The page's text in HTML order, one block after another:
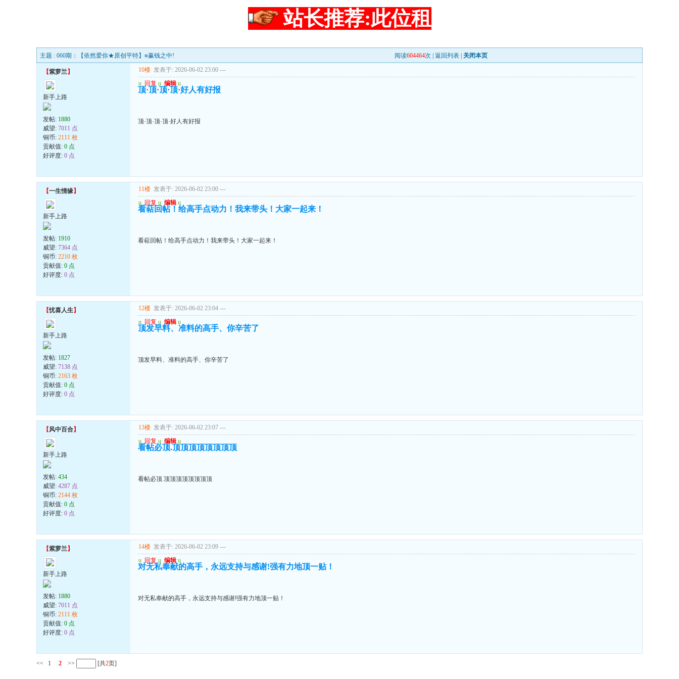
站长推荐:此位租
主题 : 060期：【依然爱你★原创平特】≡赢钱之中! 阅读604464次 | 返回列表 关闭本页
【紫萝兰】
新手上路
发帖: 1880
威望: 7011 点
铜币: 2111 枚
贡献值: 0 点
好评度: 0 点
10楼 发表于: 2026-06-02 23:00 ---
u 回复 u 编辑 u
顶·顶·顶·顶·好人有好报
顶·顶·顶·顶·好人有好报
【一生情缘】
新手上路
发帖: 1910
威望: 7364 点
铜币: 2210 枚
贡献值: 0 点
好评度: 0 点
11楼 发表于: 2026-06-02 23:00 ---
u 回复 u 编辑 u
看萜回帖！给高手点动力！我来带头！大家一起来！
看萜回帖！给高手点动力！我来带头！大家一起来！
【忧喜人生】
新手上路
发帖: 1827
威望: 7138 点
铜币: 2163 枚
贡献值: 0 点
好评度: 0 点
12楼 发表于: 2026-06-02 23:04 ---
u 回复 u 编辑 u
顶发早料、准料的高手、你辛苦了
顶发早料、准料的高手、你辛苦了
【风中百合】
新手上路
发帖: 434
威望: 4287 点
铜币: 2144 枚
贡献值: 0 点
好评度: 0 点
13楼 发表于: 2026-06-02 23:07 ---
u 回复 u 编辑 u
看帖必顶.顶顶顶顶顶顶顶顶
看帖必顶.顶顶顶顶顶顶顶顶
【紫萝兰】
新手上路
发帖: 1880
威望: 7011 点
铜币: 2111 枚
贡献值: 0 点
好评度: 0 点
14楼 发表于: 2026-06-02 23:09 ---
u 回复 u 编辑 u
对无私奉献的高手，永远支持与感谢!强有力地顶一贴！
对无私奉献的高手，永远支持与感谢!强有力地顶一贴！
<< 1 2 >> [共2页]